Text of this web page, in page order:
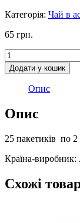
Категорія: Чай в
65 грн.
Чай
чорний
АЗЕРЧАЙ
(01510)
кількість
Додати у кошик
Опис
Опис
25 пакетиків по
Країна-виробник:
Схожі